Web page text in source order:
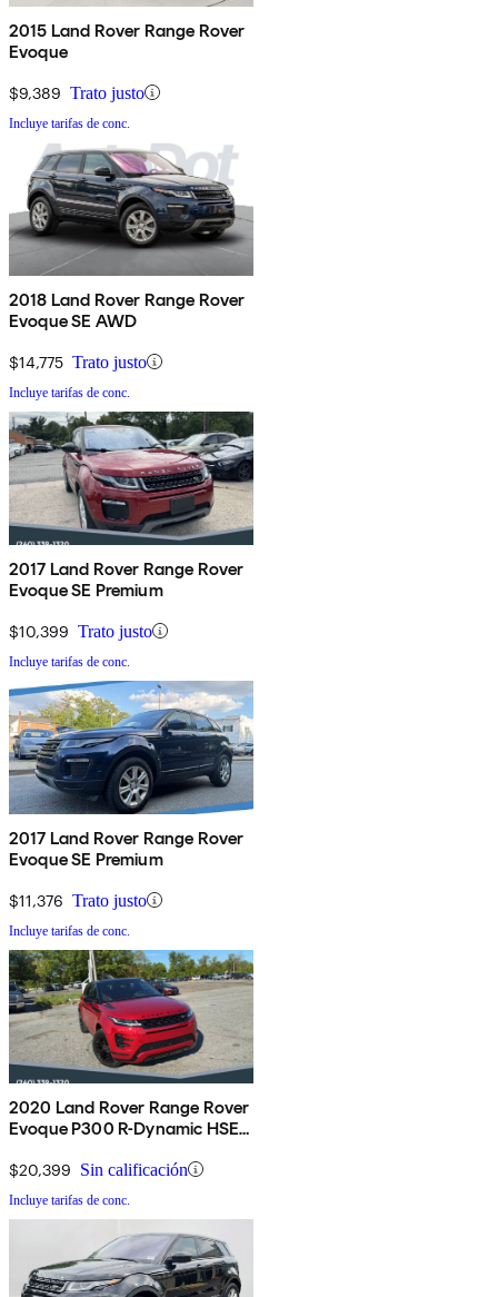
2015 Land Rover Range Rover
Evoque
$9,389 Trato justo
Incluye tarifas de conc.
2018 Land Rover Range Rover
Evoque SE AWD
$14,775 Trato justo
Incluye tarifas de conc.
2017 Land Rover Range Rover
Evoque SE Premium
$10,399 Trato justo
Incluye tarifas de conc.
2017 Land Rover Range Rover
Evoque SE Premium
$11,376 Trato justo
Incluye tarifas de conc.
2020 Land Rover Range Rover
Evoque P300 R-Dynamic HSE
$20,399 Sin calificación
Incluye tarifas de conc.